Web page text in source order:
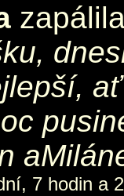
7 hodin a